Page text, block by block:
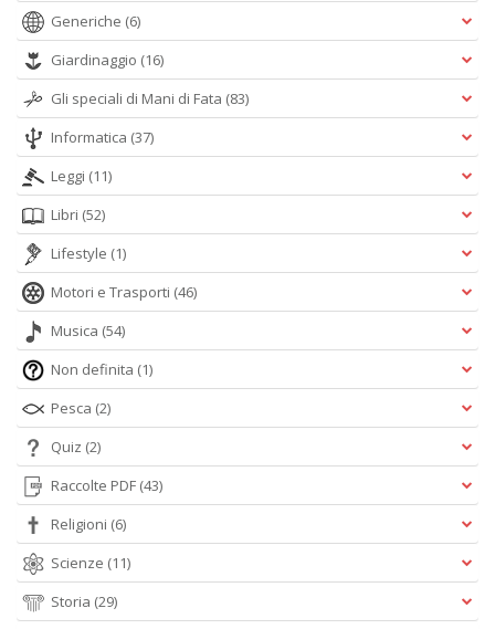
Generiche (6)
Giardinaggio (16)
Gli speciali di Mani di Fata (83)
Informatica (37)
Leggi (11)
Libri (52)
Lifestyle (1)
Motori e Trasporti (46)
Musica (54)
Non definita (1)
Pesca (2)
Quiz (2)
Raccolte PDF (43)
Religioni (6)
Scienze (11)
Storia (29)